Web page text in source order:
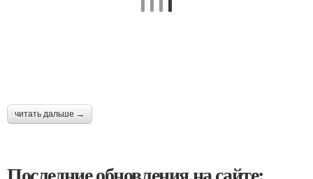
читать дальше →